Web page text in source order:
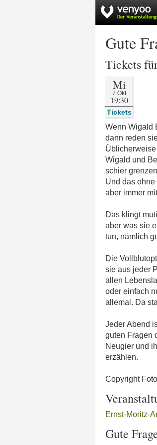
Gute
Tickets
Mi
7.Okt
19:30
Tickets
Wenn Wigald
dann reden
Üblicherweise
Wigald und
schier
Und das
aber immer
Das klingt
aber was sie
tun, nämlich
Die
sie aus jeder
allen
oder einfach
allemal. Da
Jeder Abend
guten Fragen
Neugier und
erzählen.
Copyright
Ernst-Moritz-
Gute